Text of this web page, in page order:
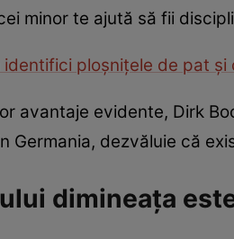
minor te ajută să fii
identifici ploșnițele de pat
avantaje evidente, Dirk
Germania, dezvăluie că
dimineața